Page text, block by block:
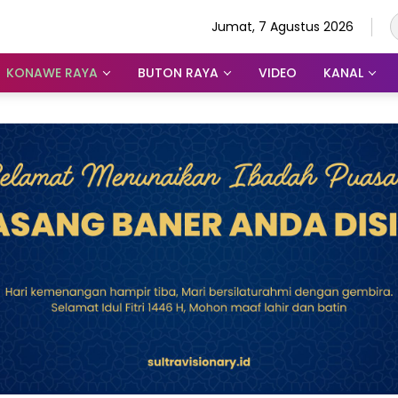
Jumat, 7 Agustus 2026
KONAWE RAYA BUTON RAYA VIDEO KANAL